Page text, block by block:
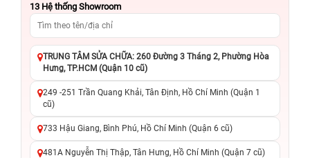
13 Hệ thống Showroom
TRUNG TÂM SỬA CHỮA: 260 Đường 3 Tháng 2, Phường Hòa
Hưng, TP.HCM (Quận 10 cũ)
249 -251 Trần Quang Khải, Tân Định, Hồ Chí Minh (Quận 1
cũ)
733 Hậu Giang, Bình Phú, Hồ Chí Minh (Quận 6 cũ)
481A Nguyễn Thị Thập, Tân Hưng, Hồ Chí Minh (Quận 7 cũ)